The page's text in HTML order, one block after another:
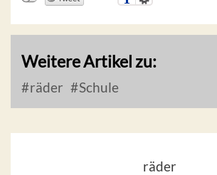
Weitere Artikel zu:
räder Schule
räder